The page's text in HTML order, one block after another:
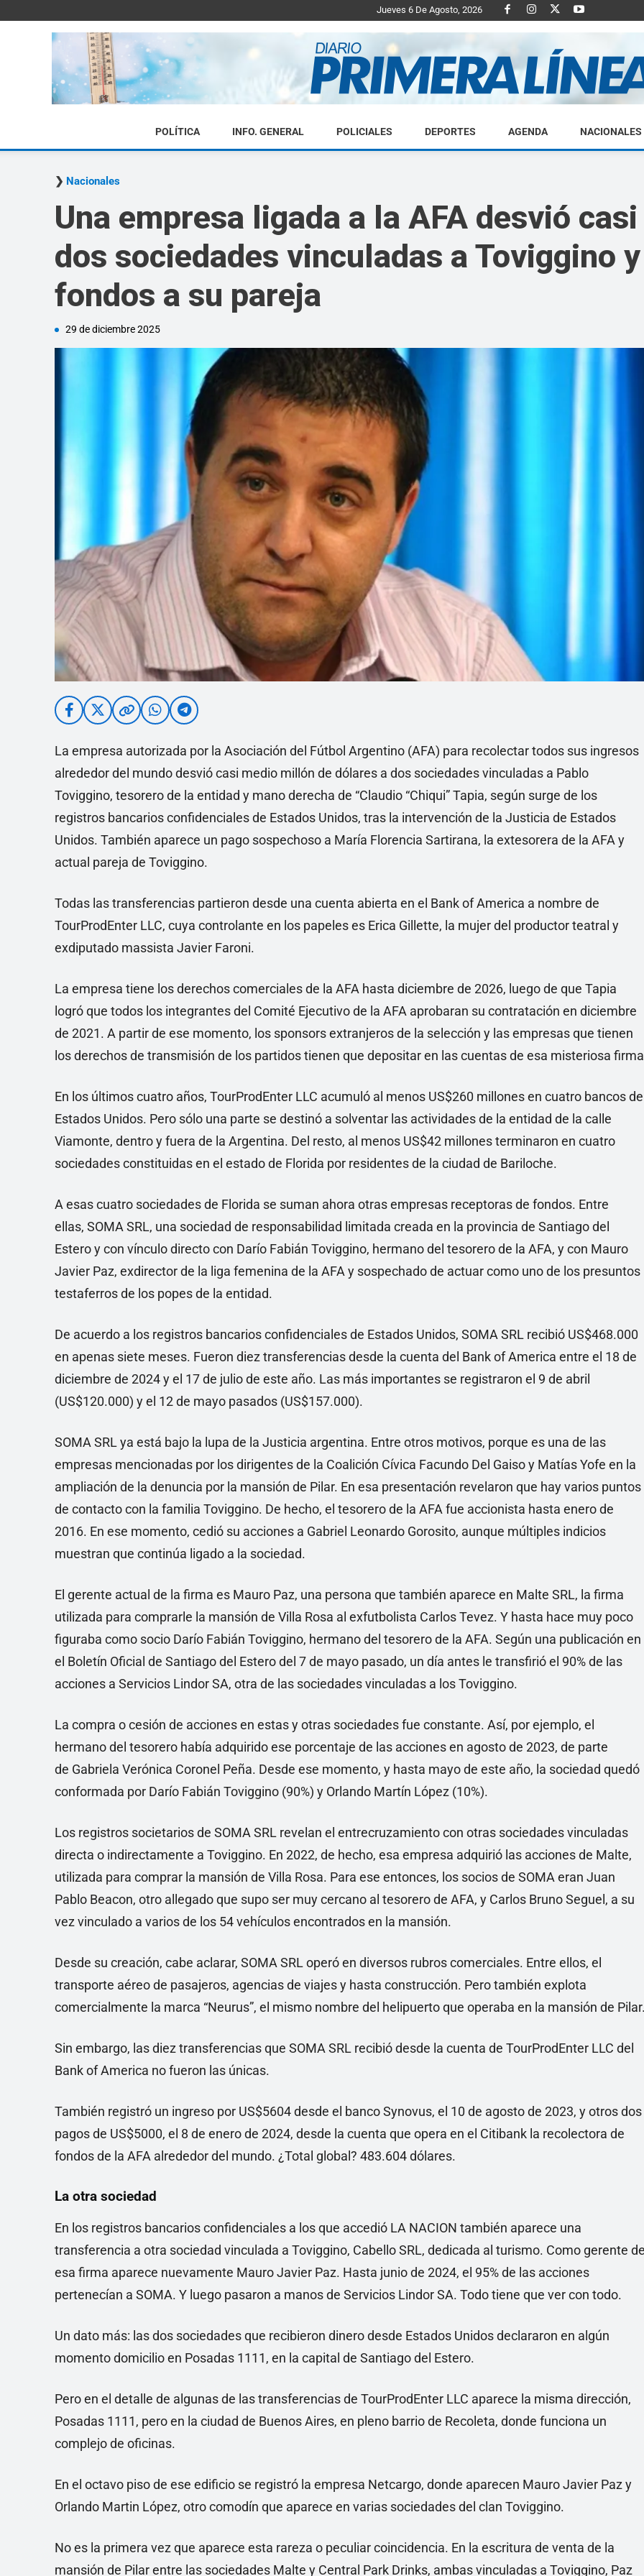
Jueves 6 De Agosto, 2026
Diario
Primera
POLÍTICA INFO. GENERAL POLICIALES DEPORTES AGENDA NACIONALES
Nacionales
Una empresa ligada a la AFA desvió
dos sociedades vinculadas a Toviggino
fondos a su pareja
29 de diciembre 2025
La empresa autorizada por la Asociación del Fútbol Argentino (AFA) para recolectar todos sus ingresos
alrededor del mundo desvió casi medio millón de dólares a dos sociedades vinculadas a Pablo
Toviggino, tesorero de la entidad y mano derecha de “Claudio “Chiqui” Tapia, según surge de los
registros bancarios confidenciales de Estados Unidos, tras la intervención de la Justicia de Estados
Unidos. También aparece un pago sospechoso a María Florencia Sartirana, la extesorera de la AFA y
actual pareja de Toviggino.
Todas las transferencias partieron desde una cuenta abierta en el Bank of America a nombre de
TourProdEnter LLC, cuya controlante en los papeles es Erica Gillette, la mujer del productor teatral y
exdiputado massista Javier Faroni.
La empresa tiene los derechos comerciales de la AFA hasta diciembre de 2026, luego de que Tapia
logró que todos los integrantes del Comité Ejecutivo de la AFA aprobaran su contratación en diciembre
de 2021. A partir de ese momento, los sponsors extranjeros de la selección y las empresas que tienen
los derechos de transmisión de los partidos tienen que depositar en las cuentas de esa misteriosa
En los últimos cuatro años, TourProdEnter LLC acumuló al menos US$260 millones en cuatro bancos de
Estados Unidos. Pero sólo una parte se destinó a solventar las actividades de la entidad de la calle
Viamonte, dentro y fuera de la Argentina. Del resto, al menos US$42 millones terminaron en cuatro
sociedades constituidas en el estado de Florida por residentes de la ciudad de Bariloche.
A esas cuatro sociedades de Florida se suman ahora otras empresas receptoras de fondos. Entre
ellas, SOMA SRL, una sociedad de responsabilidad limitada creada en la provincia de Santiago del
Estero y con vínculo directo con Darío Fabián Toviggino, hermano del tesorero de la AFA, y con Mauro
Javier Paz, exdirector de la liga femenina de la AFA y sospechado de actuar como uno de los presuntos
testaferros de los popes de la entidad.
De acuerdo a los registros bancarios confidenciales de Estados Unidos, SOMA SRL recibió US$468.000
en apenas siete meses. Fueron diez transferencias desde la cuenta del Bank of America entre el 18 de
diciembre de 2024 y el 17 de julio de este año. Las más importantes se registraron el 9 de abril
(US$120.000) y el 12 de mayo pasados (US$157.000).
SOMA SRL ya está bajo la lupa de la Justicia argentina. Entre otros motivos, porque es una de las
empresas mencionadas por los dirigentes de la Coalición Cívica Facundo Del Gaiso y Matías Yofe en la
ampliación de la denuncia por la mansión de Pilar. En esa presentación revelaron que hay varios puntos
de contacto con la familia Toviggino. De hecho, el tesorero de la AFA fue accionista hasta enero de
2016. En ese momento, cedió su acciones a Gabriel Leonardo Gorosito, aunque múltiples indicios
muestran que continúa ligado a la sociedad.
El gerente actual de la firma es Mauro Paz, una persona que también aparece en Malte SRL, la firma
utilizada para comprarle la mansión de Villa Rosa al exfutbolista Carlos Tevez. Y hasta hace muy poco
figuraba como socio Darío Fabián Toviggino, hermano del tesorero de la AFA. Según una publicación en
el Boletín Oficial de Santiago del Estero del 7 de mayo pasado, un día antes le transfirió el 90% de las
acciones a Servicios Lindor SA, otra de las sociedades vinculadas a los Toviggino.
La compra o cesión de acciones en estas y otras sociedades fue constante. Así, por ejemplo, el
hermano del tesorero había adquirido ese porcentaje de las acciones en agosto de 2023, de parte
de Gabriela Verónica Coronel Peña. Desde ese momento, y hasta mayo de este año, la sociedad quedó
conformada por Darío Fabián Toviggino (90%) y Orlando Martín López (10%).
Los registros societarios de SOMA SRL revelan el entrecruzamiento con otras sociedades vinculadas
directa o indirectamente a Toviggino. En 2022, de hecho, esa empresa adquirió las acciones de Malte,
utilizada para comprar la mansión de Villa Rosa. Para ese entonces, los socios de SOMA eran Juan
Pablo Beacon, otro allegado que supo ser muy cercano al tesorero de AFA, y Carlos Bruno Seguel, a su
vez vinculado a varios de los 54 vehículos encontrados en la mansión.
Desde su creación, cabe aclarar, SOMA SRL operó en diversos rubros comerciales. Entre ellos, el
transporte aéreo de pasajeros, agencias de viajes y hasta construcción. Pero también explota
comercialmente la marca “Neurus”, el mismo nombre del helipuerto que operaba en la mansión de
Sin embargo, las diez transferencias que SOMA SRL recibió desde la cuenta de TourProdEnter LLC del
Bank of America no fueron las únicas.
También registró un ingreso por US$5604 desde el banco Synovus, el 10 de agosto de 2023, y otros dos
pagos de US$5000, el 8 de enero de 2024, desde la cuenta que opera en el Citibank la recolectora de
fondos de la AFA alrededor del mundo. ¿Total global? 483.604 dólares.
La otra sociedad
En los registros bancarios confidenciales a los que accedió LA NACION también aparece una
transferencia a otra sociedad vinculada a Toviggino, Cabello SRL, dedicada al turismo. Como gerente
esa firma aparece nuevamente Mauro Javier Paz. Hasta junio de 2024, el 95% de las acciones
pertenecían a SOMA. Y luego pasaron a manos de Servicios Lindor SA. Todo tiene que ver con todo.
Un dato más: las dos sociedades que recibieron dinero desde Estados Unidos declararon en algún
momento domicilio en Posadas 1111, en la capital de Santiago del Estero.
Pero en el detalle de algunas de las transferencias de TourProdEnter LLC aparece la misma dirección,
Posadas 1111, pero en la ciudad de Buenos Aires, en pleno barrio de Recoleta, donde funciona un
complejo de oficinas.
En el octavo piso de ese edificio se registró la empresa Netcargo, donde aparecen Mauro Javier Paz y
Orlando Martin López, otro comodín que aparece en varias sociedades del clan Toviggino.
No es la primera vez que aparece esta rareza o peculiar coincidencia. En la escritura de venta de la
mansión de Pilar entre las sociedades Malte y Central Park Drinks, ambas vinculadas a Toviggino, Paz